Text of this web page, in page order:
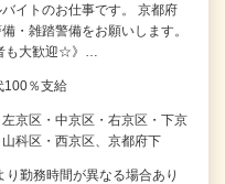
イトのお仕事です。 京都府
・雑踏警備をお願いします。
も大歓迎☆》…
％支給
京区・中京区・右京区・下京
科区・西京区、京都府下
勤務時間が異なる場合あり